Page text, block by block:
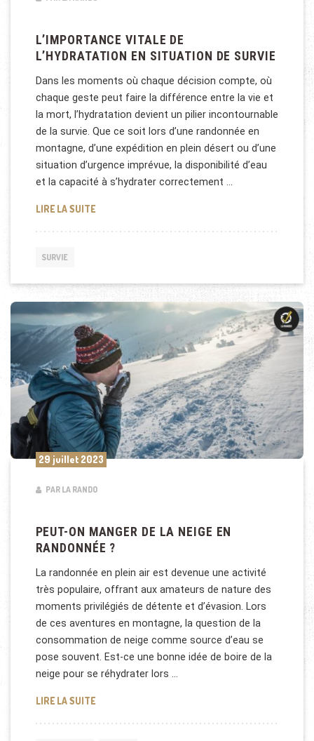
L’IMPORTANCE VITALE DE
L’HYDRATATION EN SITUATION DE SURVIE
Dans les moments où chaque décision compte, où
chaque geste peut faire la différence entre la vie et
la mort, l’hydratation devient un pilier incontournable
de la survie. Que ce soit lors d’une randonnée en
montagne, d’une expédition en plein désert ou d’une
situation d’urgence imprévue, la disponibilité d’eau
et la capacité à s’hydrater correctement …
LIRE LA SUITEL’IMPORTANCE VITALE DE L’HYDRATATION EN
SURVIE
29 juillet 2023
PAR LA RANDO
PEUT-ON MANGER DE LA NEIGE EN
RANDONNÉE ?
La randonnée en plein air est devenue une activité
très populaire, offrant aux amateurs de nature des
moments privilégiés de détente et d’évasion. Lors
de ces aventures en montagne, la question de la
consommation de neige comme source d’eau se
pose souvent. Est-ce une bonne idée de boire de la
neige pour se réhydrater lors …
LIRE LA SUITEPEUT-ON MANGER DE LA NEIGE EN RANDONNÉE ?